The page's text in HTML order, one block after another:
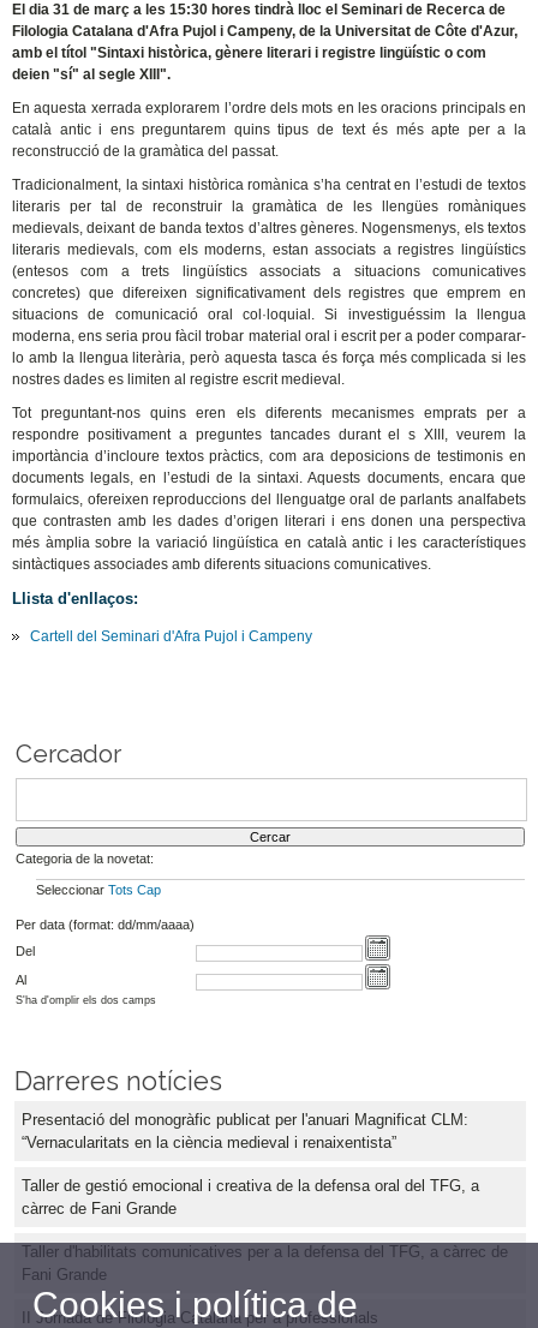
El dia 31 de març a les 15:30 hores tindrà lloc el Seminari de Recerca de
Filologia Catalana d'Afra Pujol i Campeny, de la Universitat de Côte d'Azur,
amb el títol "Sintaxi històrica, gènere literari i registre lingüístic o com
deien "sí" al segle XIII".
En aquesta xerrada explorarem l’ordre dels mots en les oracions principals en
català antic i ens preguntarem quins tipus de text és més apte per a la
reconstrucció de la gramàtica del passat.
Tradicionalment, la sintaxi històrica romànica s’ha centrat en l’estudi de textos
literaris per tal de reconstruir la gramàtica de les llengües romàniques
medievals, deixant de banda textos d’altres gèneres. Nogensmenys, els textos
literaris medievals, com els moderns, estan associats a registres lingüístics
(entesos com a trets lingüístics associats a situacions comunicatives
concretes) que difereixen significativament dels registres que emprem en
situacions de comunicació oral col·loquial. Si investiguéssim la llengua
moderna, ens seria prou fàcil trobar material oral i escrit per a poder comparar-
lo amb la llengua literària, però aquesta tasca és força més complicada si les
nostres dades es limiten al registre escrit medieval.
Tot preguntant-nos quins eren els diferents mecanismes emprats per a
respondre positivament a preguntes tancades durant el s XIII, veurem la
importància d’incloure textos pràctics, com ara deposicions de testimonis en
documents legals, en l’estudi de la sintaxi. Aquests documents, encara que
formulaics, ofereixen reproduccions del llenguatge oral de parlants analfabets
que contrasten amb les dades d’origen literari i ens donen una perspectiva
més àmplia sobre la variació lingüística en català antic i les característiques
sintàctiques associades amb diferents situacions comunicatives.
Llista d'enllaços:
Cartell del Seminari d'Afra Pujol i Campeny
Cercador
Categoria de la novetat:
Seleccionar Tots Cap
Per data (format: dd/mm/aaaa)
Del
Al
S'ha d'omplir els dos camps
Darreres notícies
Presentació del monogràfic publicat per l'anuari Magnificat CLM:
“Vernacularitats en la ciència medieval i renaixentista”
Taller de gestió emocional i creativa de la defensa oral del TFG, a
càrrec de Fani Grande
Taller d'habilitats comunicatives per a la defensa del TFG, a càrrec de
Fani Grande
II Jornada de Filologia Catalana per a professionals
Cookies i política de